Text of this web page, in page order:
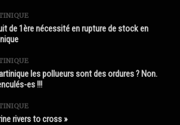
de 1ère nécessité en rupture de stock en
les pollueurs sont des ordures ? Non.
es !!!
rivers to cross »